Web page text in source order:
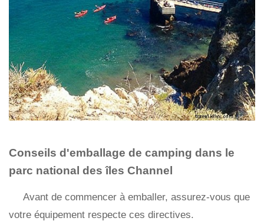
Conseils d'emballage de camping dans le
parc national des îles Channel
Avant de commencer à emballer, assurez-vous que
votre équipement respecte ces directives.